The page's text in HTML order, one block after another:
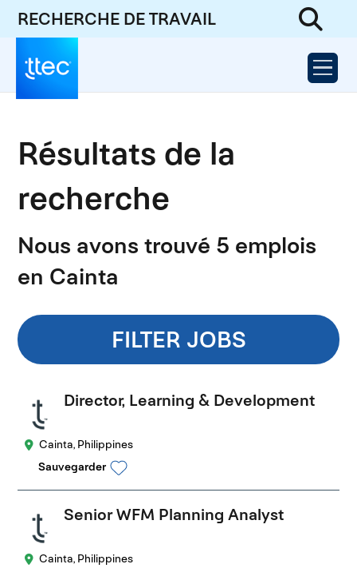
RECHERCHE DE TRAVAIL
Résultats de la
recherche
Nous avons trouvé 5 emplois
en Cainta
FILTER JOBS
Director, Learning & Development
Cainta, Philippines
Sauvegarder
Senior WFM Planning Analyst
Cainta, Philippines